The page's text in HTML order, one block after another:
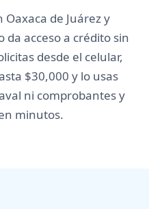
de Juárez y
da acceso a crédito sin
desde el celular,
$30,000 y lo usas
ni comprobantes y
minutos.